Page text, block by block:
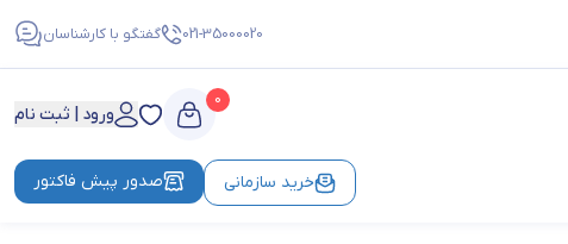
021-35000020 گفتگو با کارشناسان
0
ورود | ثبت نام
خرید سازمانی صدور پیش فاکتور